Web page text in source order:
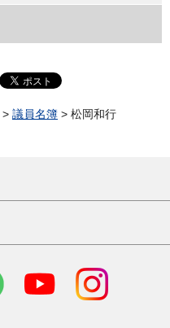
> 議員名簿 > 松岡和行